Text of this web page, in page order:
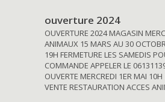
ouverture 2024
OUVERTURE 2024 MAGASIN
ANIMAUX 15 MARS AU 30
19H FERMETURE LES SAMEDIS
COMMANDE APPELER LE
OUVERTE MERCREDI 1ER MAI
VENTE RESTAURATION ACCES